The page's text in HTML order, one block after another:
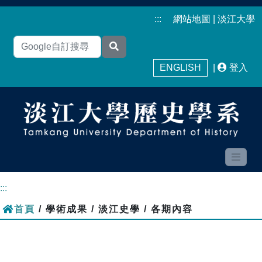
::: 網站地圖 淡江大學
ENGLISH 登入
:::
首頁 / 學術成果 / 淡江史學 / 各期內容